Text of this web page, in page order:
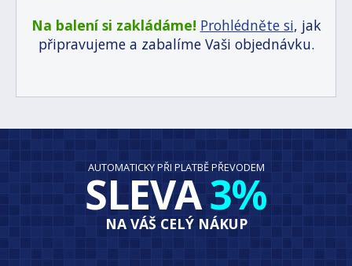
Na balení si zakládáme! Prohlédněte si, jak
připravujeme a zabalíme Vaši objednávku.
AUTOMATICKY PŘI PLATBĚ PŘEVODEM
SLEVA3%
NA VÁŠ CELÝ NÁKUP